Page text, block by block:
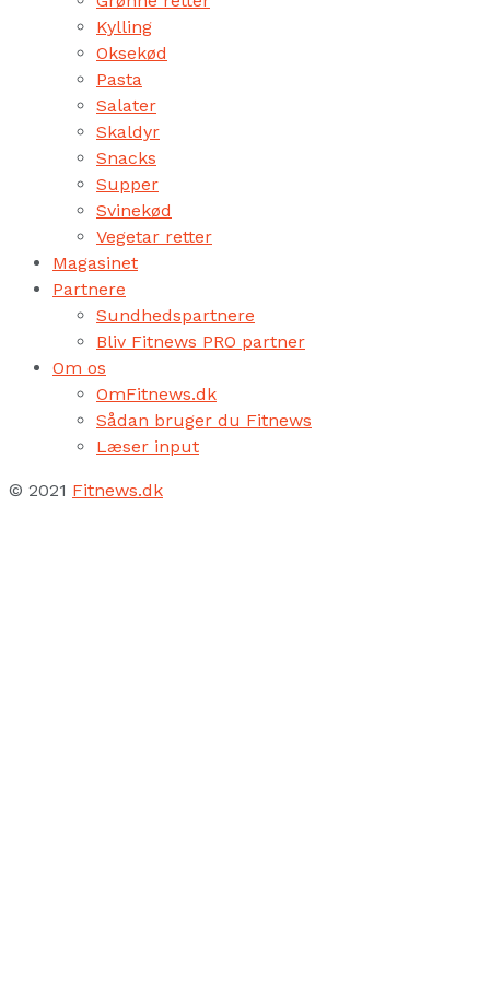
Kylling
Oksekød
Pasta
Salater
Skaldyr
Snacks
Supper
Svinekød
Vegetar retter
Magasinet
Partnere
Sundhedspartnere
Bliv Fitnews PRO partner
Om os
OmFitnews.dk
Sådan bruger du Fitnews
Læser input
© 2021 Fitnews.dk